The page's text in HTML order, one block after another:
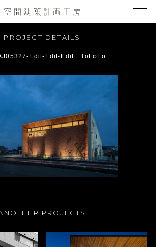
PROJECT DETAILS
Edit-Edit-Edit ToLoLo
PROJECTS